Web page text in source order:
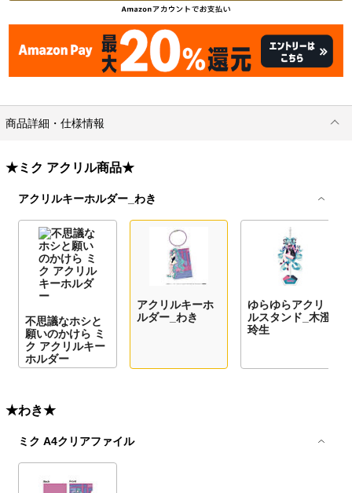
商品詳細・仕様情報
★ミク アクリル商品★
アクリルキーホルダー_わき
不思議なホシと
願いのかけら ミ
ク アクリルキー
ホルダー
アクリルキーホ
ルダー_わき
ゆらゆらアクリ
ルスタンド_木澄
玲生
★わき★
ミク A4クリアファイル